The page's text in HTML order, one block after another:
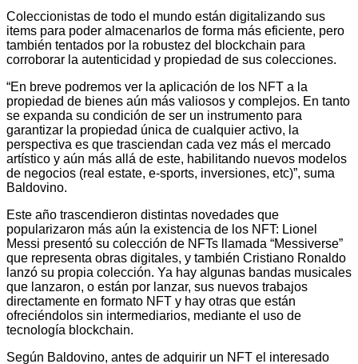
Coleccionistas de todo el mundo están digitalizando sus
items para poder almacenarlos de forma más eficiente, pero
también tentados por la robustez del blockchain para
corroborar la autenticidad y propiedad de sus colecciones.
“En breve podremos ver la aplicación de los NFT a la
propiedad de bienes aún más valiosos y complejos. En tanto
se expanda su condición de ser un instrumento para
garantizar la propiedad única de cualquier activo, la
perspectiva es que trasciendan cada vez más el mercado
artístico y aún más allá de este, habilitando nuevos modelos
de negocios (real estate, e-sports, inversiones, etc)”, suma
Baldovino.
Este año trascendieron distintas novedades que
popularizaron más aún la existencia de los NFT: Lionel
Messi presentó su colección de NFTs llamada “Messiverse”
que representa obras digitales, y también Cristiano Ronaldo
lanzó su propia colección. Ya hay algunas bandas musicales
que lanzaron, o están por lanzar, sus nuevos trabajos
directamente en formato NFT y hay otras que están
ofreciéndolos sin intermediarios, mediante el uso de
tecnología blockchain.
Según Baldovino, antes de adquirir un NFT el interesado